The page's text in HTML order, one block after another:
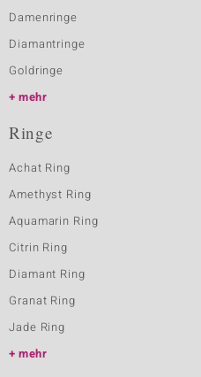
Damenringe
Diamantringe
Goldringe
mehr
Ringe
Achat Ring
Amethyst Ring
Aquamarin Ring
Citrin Ring
Diamant Ring
Granat Ring
Jade Ring
mehr